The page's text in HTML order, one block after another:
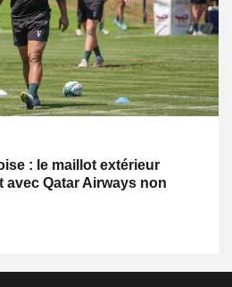
: le maillot extérieur
avec Qatar Airways non